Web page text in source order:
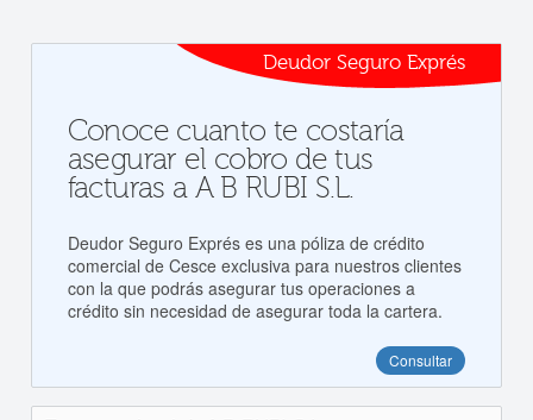
Deudor Seguro Exprés
Conoce cuanto te costaría
asegurar el cobro de tus
facturas a A B RUBI S.L.
Deudor Seguro Exprés es una póliza de crédito
comercial de Cesce exclusiva para nuestros clientes
con la que podrás asegurar tus operaciones a
crédito sin necesidad de asegurar toda la cartera.
Consultar